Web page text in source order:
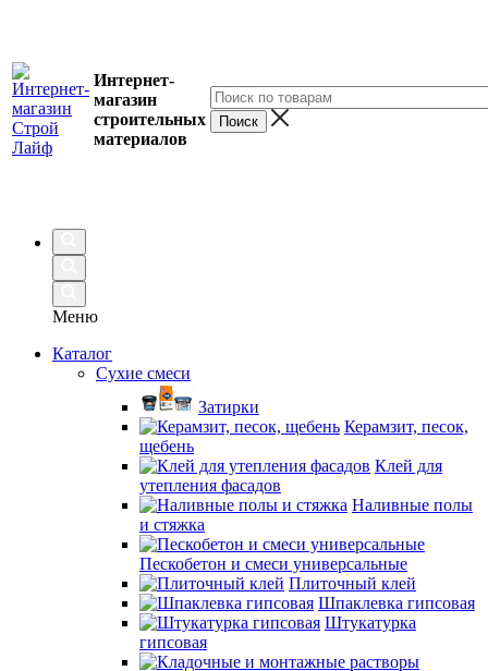
Интернет-
магазин
строительных
материалов
Меню
Каталог
Сухие смеси
Затирки
Керамзит, песок,
щебень
Клей для
утепления фасадов
Наливные полы
и стяжка
Пескобетон и смеси универсальные
Плиточный клей
Шпаклевка гипсовая
Штукатурка
гипсовая